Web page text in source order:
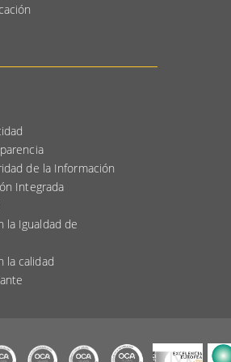
de la Información
Integrada
la Igualdad de
la calidad